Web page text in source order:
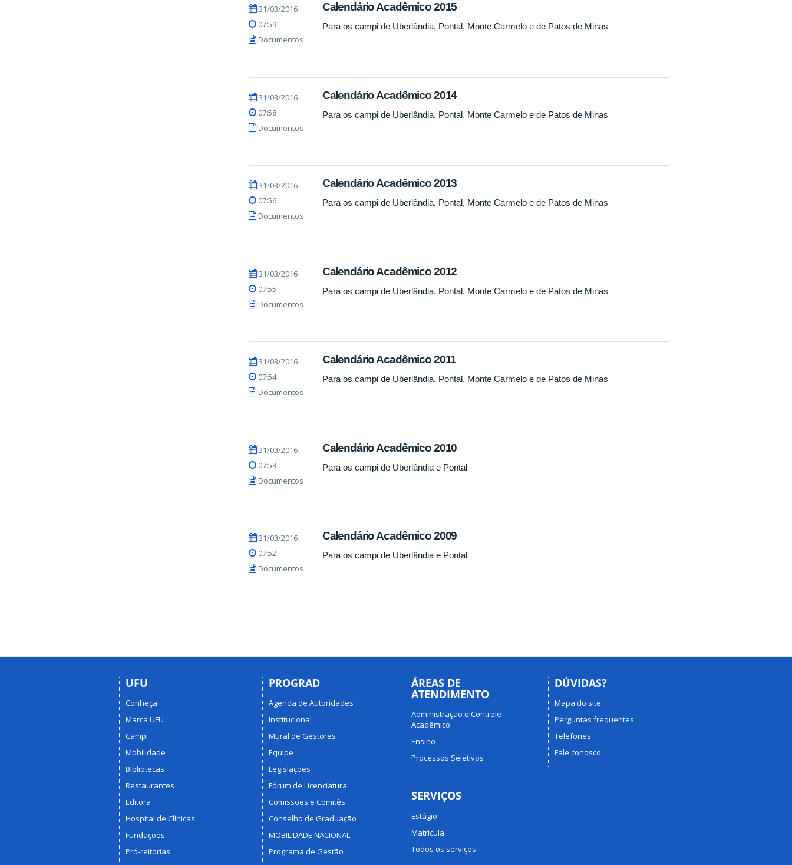
31/03/2016
07:59
Documentos
Calendário Acadêmico 2015
Para os campi de Uberlândia, Pontal, Monte Carmelo e de Patos de Minas
31/03/2016
07:58
Documentos
Calendário Acadêmico 2014
Para os campi de Uberlândia, Pontal, Monte Carmelo e de Patos de Minas
31/03/2016
07:56
Documentos
Calendário Acadêmico 2013
Para os campi de Uberlândia, Pontal, Monte Carmelo e de Patos de Minas
31/03/2016
07:55
Documentos
Calendário Acadêmico 2012
Para os campi de Uberlândia, Pontal, Monte Carmelo e de Patos de Minas
31/03/2016
07:54
Documentos
Calendário Acadêmico 2011
Para os campi de Uberlândia, Pontal, Monte Carmelo e de Patos de Minas
31/03/2016
07:53
Documentos
Calendário Acadêmico 2010
Para os campi de Uberlândia e Pontal
31/03/2016
07:52
Documentos
Calendário Acadêmico 2009
Para os campi de Uberlândia e Pontal
UFU
Conheça
Marca UFU
Campi
Mobilidade
Bibliotecas
Restaurantes
Editora
Hospital de Clínicas
Fundações
Pró-reitorias
PROGRAD
Agenda de Autoridades
Institucional
Mural de Gestores
Equipe
Legislações
Fórum de Licenciatura
Comissões e Comitês
Conselho de Graduação
MOBILIDADE NACIONAL
Programa de Gestão
ÁREAS DE
ATENDIMENTO
Administração e Controle
Acadêmico
Ensino
Processos Seletivos
SERVIÇOS
Estágio
Matrícula
Todos os serviços
DÚVIDAS?
Mapa do site
Perguntas frequentes
Telefones
Fale conosco